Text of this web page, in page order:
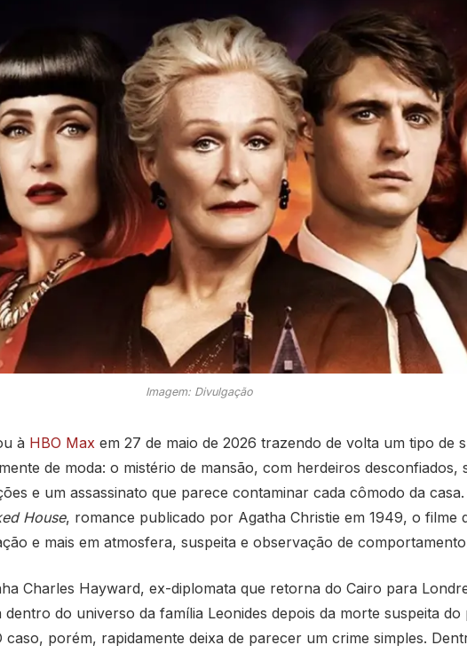
Imagem: Divulgação
à HBO Max em 27 de maio de 2026 trazendo de volta um tipo de
de moda: o mistério de mansão, com herdeiros desconfiados,
e um assassinato que parece contaminar cada cômodo da casa.
House, romance publicado por Agatha Christie em 1949, o filme
e mais em atmosfera, suspeita e observação de
Charles Hayward, ex-diplomata que retorna do Cairo para
do universo da família Leonides depois da morte suspeita do
caso, porém, rapidamente deixa de parecer um crime simples.